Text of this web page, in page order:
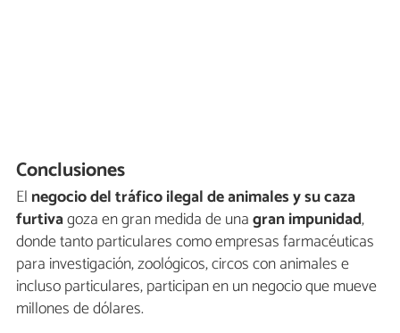
Conclusiones
El negocio del tráfico ilegal de animales y su caza
furtivagoza en gran medida de unagran impunidad,
donde tanto particulares como empresas farmacéuticas
para investigación, zoológicos, circos con animales e
incluso particulares, participan en un negocio que mueve
millones de dólares.